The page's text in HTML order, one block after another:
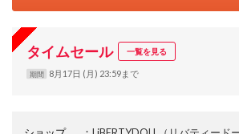
タイムセール 一覧を見る
期間 8月17日 (月) 23:59まで